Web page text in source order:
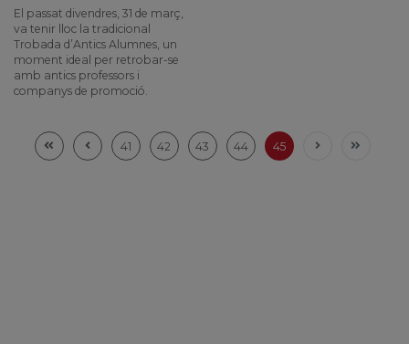
El passat divendres, 31 de març,
va tenir lloc la tradicional
Trobada d’Antics Alumnes, un
moment ideal per retrobar-se
amb antics professors i
companys de promoció.
41 42 43 44 45